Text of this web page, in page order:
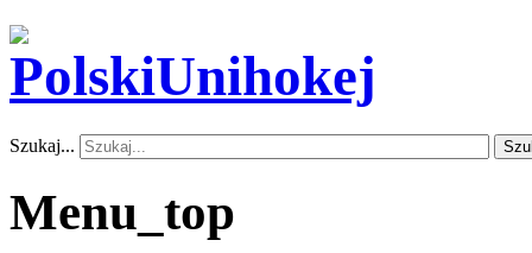
Szukaj...
Menu_top